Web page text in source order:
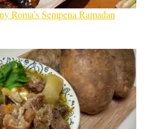
Roma’s Sempena Ramadan